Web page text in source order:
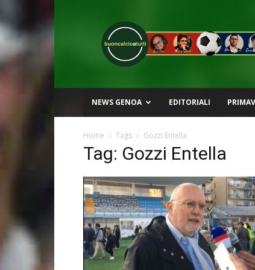
Buon
Calcio
a
Tutti
NEWS GENOA EDITORIALI
Home Tags Gozzi Entella
Tag: Gozzi Entella